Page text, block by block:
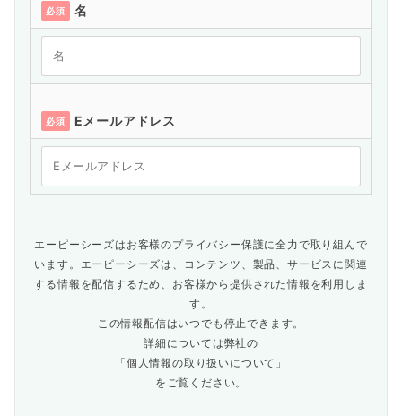
必須 名
必須 Eメールアドレス
エーピーシーズはお客様のプライバシー保護に全力で取り組んで
います。エーピーシーズは、コンテンツ、製品、サービスに関連
する情報を配信するため、お客様から提供された情報を利用しま
す。
この情報配信はいつでも停止できます。
詳細については弊社の
「個人情報の取り扱いについて」
をご覧ください。